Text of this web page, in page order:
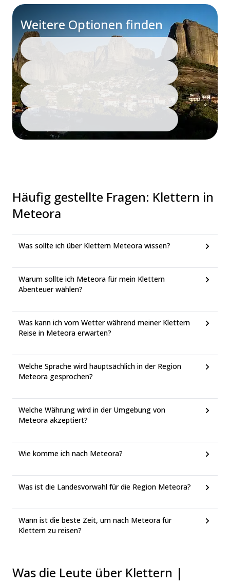
Weitere Optionen finden
Häufig gestellte Fragen: Klettern in
Meteora
Was sollte ich über Klettern Meteora wissen?
Warum sollte ich Meteora für mein Klettern
Abenteuer wählen?
Was kann ich vom Wetter während meiner Klettern
Reise in Meteora erwarten?
Welche Sprache wird hauptsächlich in der Region
Meteora gesprochen?
Welche Währung wird in der Umgebung von
Meteora akzeptiert?
Wie komme ich nach Meteora?
Was ist die Landesvorwahl für die Region Meteora?
Wann ist die beste Zeit, um nach Meteora für
Klettern zu reisen?
Was die Leute über Klettern |